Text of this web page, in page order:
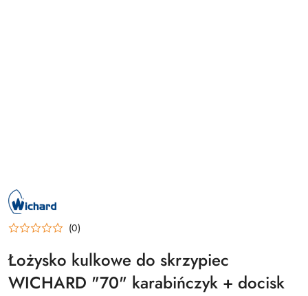
NAZWA
PRODUCENTA:
WICHARD
(0)
Łożysko kulkowe do skrzypiec
WICHARD "70" karabińczyk + docisk